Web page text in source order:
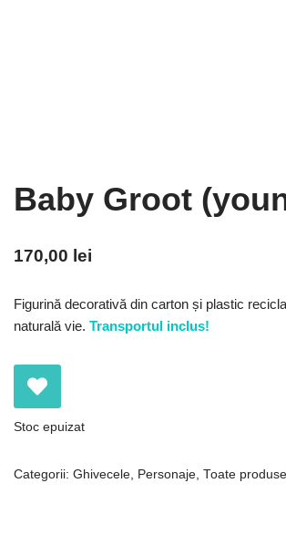
Baby Groot
170,00 lei
Figurină decorativă din carton și plastic
naturală vie. Transportul inclus!
Stoc epuizat
Categorii: Ghivecele, Personaje, Toate